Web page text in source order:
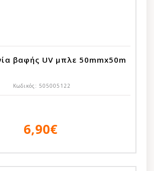
βαφής UV μπλε 50mmx50m
Κωδικός: 505005122
6,90€